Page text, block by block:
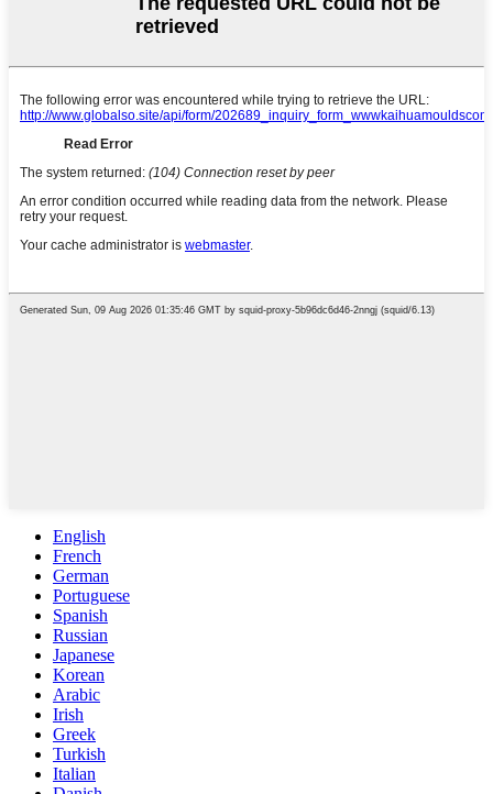
English
French
German
Portuguese
Spanish
Russian
Japanese
Korean
Arabic
Irish
Greek
Turkish
Italian